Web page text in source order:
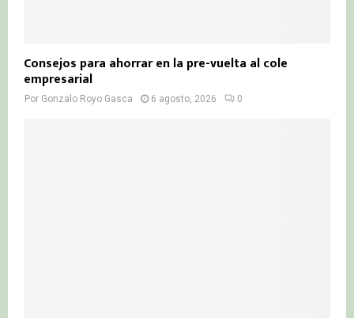
Consejos para ahorrar en la pre-vuelta al cole
empresarial
Por Gonzalo Royo Gasca 6 agosto, 2026 0